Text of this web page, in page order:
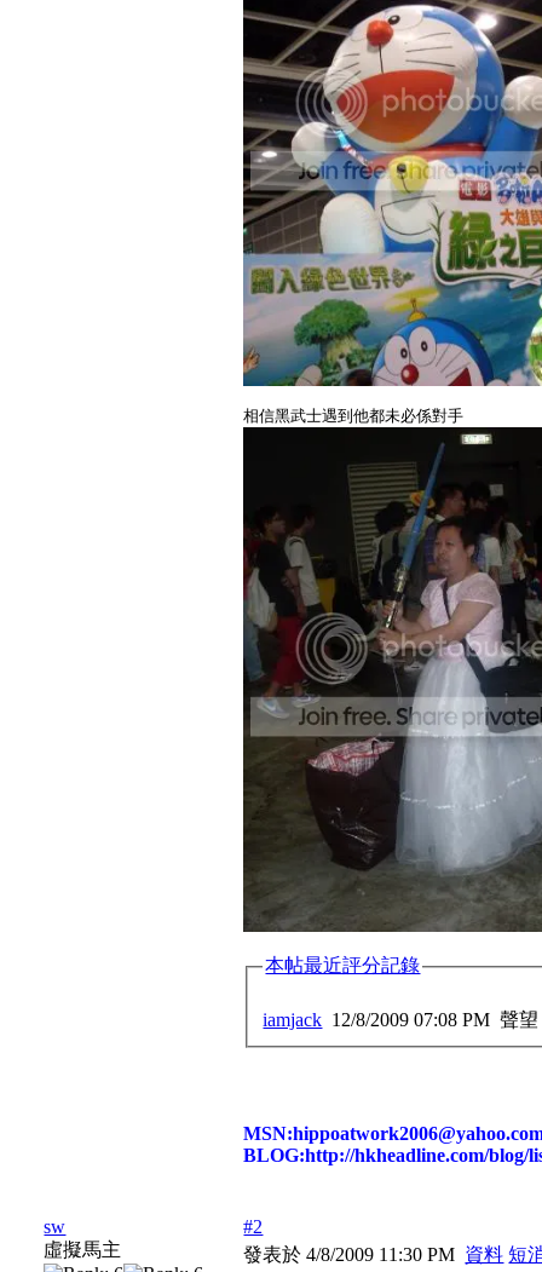
相信黑武士遇到他都未必係對手
本帖最近評分記錄
iamjack 12/8/2009 07:08 PM 聲望
BLOG:http://hkheadline.com/blog/
sw
虛擬馬主
#2
發表於 4/8/2009 11:30 PM 資料 短